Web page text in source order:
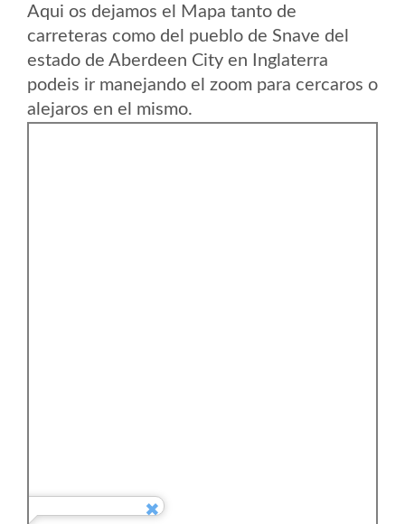
Aqui os dejamos el Mapa tanto de
carreteras como del pueblo de Snave del
estado de Aberdeen City en Inglaterra
podeis ir manejando el zoom para cercaros o
alejaros en el mismo.